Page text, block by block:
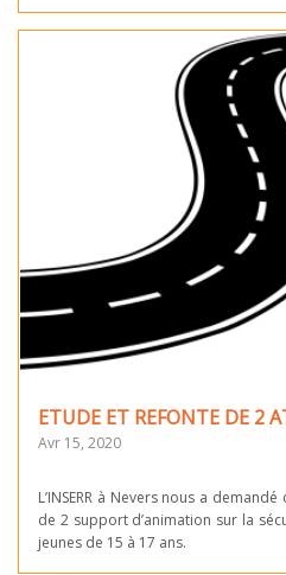
ETUDE ET REFONTE DE 2
Avr 15, 2020
L’INSERR à Nevers nous a
de 2 support d’animation sur la
jeunes de 15 à 17 ans.